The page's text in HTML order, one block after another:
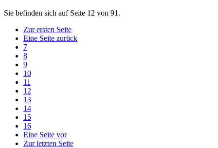
Sie befinden sich auf Seite 12 von 91.
Zur ersten Seite
Eine Seite zurück
7
8
9
10
11
12
13
14
15
16
Eine Seite vor
Zur letzten Seite